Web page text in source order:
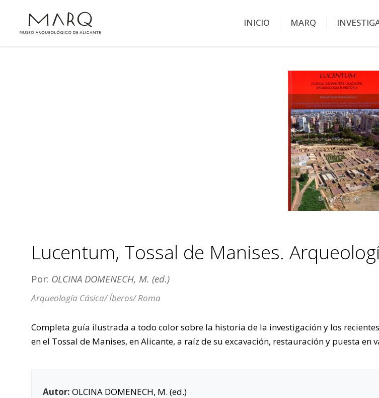
INICIO MARQ
Lucentum, Tossal de Manises.
Por: OLCINA DOMENECH, M. (ed.)
Arqueología Cásica/ Íberos/ Roma
Completa guía ilustrada a todo color sobre la historia de la investigación y los
en el Tossal de Manises, en Alicante, a raíz de su excavación, restauración y puesta en
Autor: OLCINA DOMENECH, M. (ed.)